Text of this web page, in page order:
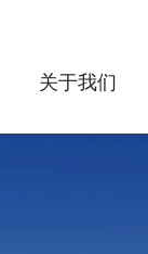
关于我们